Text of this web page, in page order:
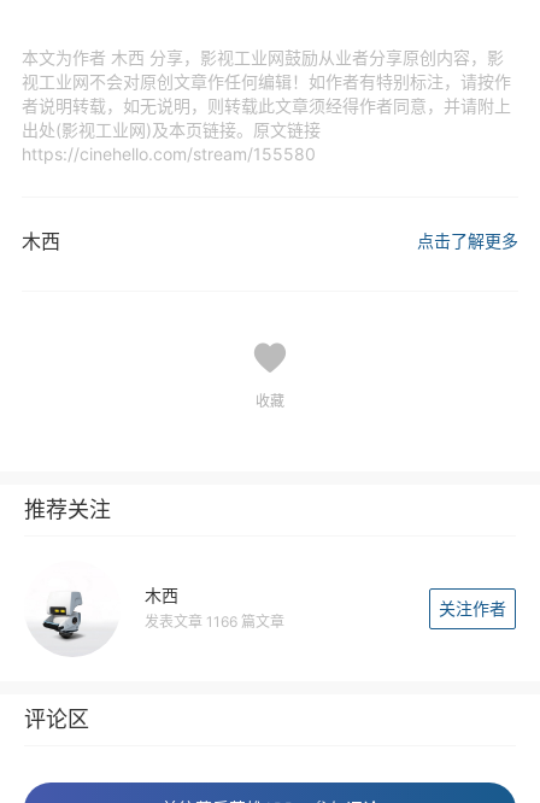
本文为作者 木西 分享，影视工业网鼓励从业者分享原创内容，影
视工业网不会对原创文章作任何编辑！如作者有特别标注，请按作
者说明转载，如无说明，则转载此文章须经得作者同意，并请附上
出处(影视工业网)及本页链接。原文链接
https://cinehello.com/stream/155580
木西 点击了解更多
收藏
推荐关注
木西
发表文章 1166 篇文章
关注作者
评论区